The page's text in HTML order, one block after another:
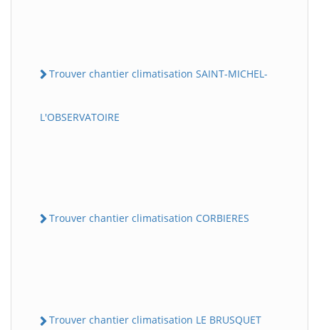
Trouver chantier climatisation SAINT-MICHEL-
L'OBSERVATOIRE
Trouver chantier climatisation CORBIERES
Trouver chantier climatisation LE BRUSQUET